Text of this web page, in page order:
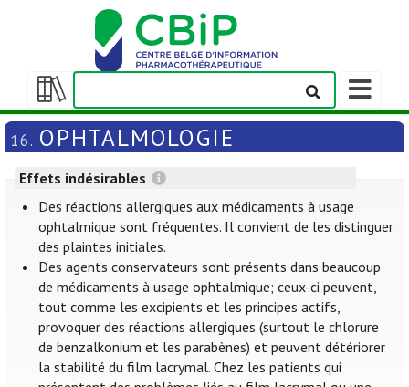
Afficher/masquer
la
table
matières
Afficher/
la
barre
navigation
16. OPHTALMOLOGIE
Effets indésirables
Des réactions allergiques aux médicaments à usage
ophtalmique sont fréquentes. Il convient de les distinguer
des plaintes initiales.
Des agents conservateurs sont présents dans beaucoup
de médicaments à usage ophtalmique; ceux-ci peuvent,
tout comme les excipients et les principes actifs,
provoquer des réactions allergiques (surtout le chlorure
de benzalkonium et les parabènes) et peuvent détériorer
la stabilité du film lacrymal. Chez les patients qui